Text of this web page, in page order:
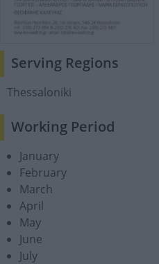
Serving Regions
Thessaloniki
Working Period
January
February
March
April
May
June
July